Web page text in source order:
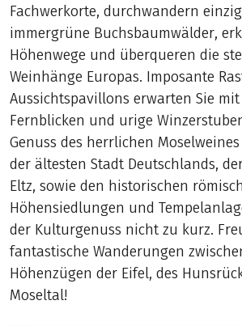
Fachwerkorte, durchwandern
immergrüne Buchsbaumwälder,
Höhenwege und überqueren die
Weinhänge Europas. Imposante
Aussichtspavillons erwarten Sie
Fernblicken und urige
Genuss des herrlichen
der ältesten Stadt Deutschlands,
Eltz, sowie den historischen
Höhensiedlungen und
der Kulturgenuss nicht zu kurz.
fantastische Wanderungen
Höhenzügen der Eifel, des
Moseltal!